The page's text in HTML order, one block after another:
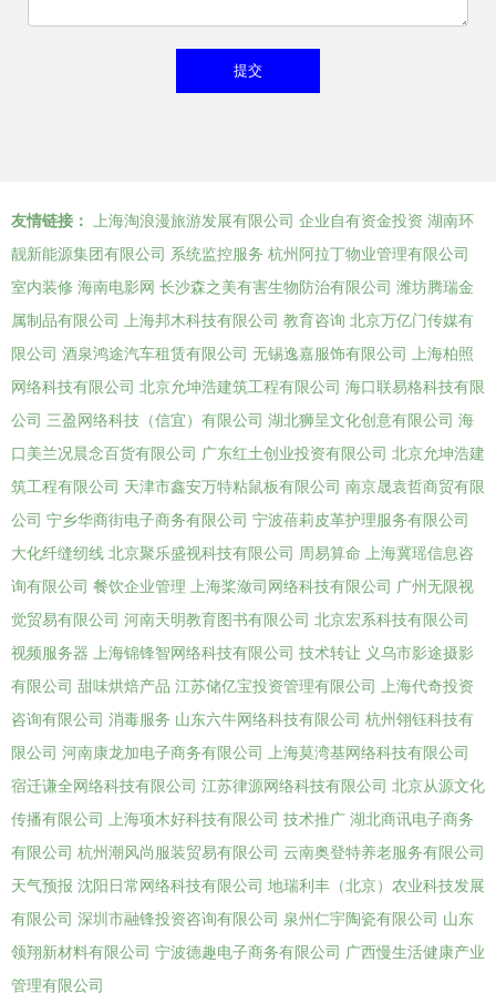
友情链接： 上海淘浪漫旅游发展有限公司 企业自有资金投资 湖南环
靓新能源集团有限公司 系统监控服务 杭州阿拉丁物业管理有限公司
室内装修 海南电影网 长沙森之美有害生物防治有限公司 潍坊腾瑞金
属制品有限公司
上海邦木科技有限公司 教育咨询 北京万亿门传媒有
限公司 酒泉鸿途汽车租赁有限公司 无锡逸嘉服饰有限公司
上海柏照
网络科技有限公司 北京允坤浩建筑工程有限公司 海口联易格科技有限
公司 三盈网络科技（信宜）有限公司 湖北狮呈文化创意有限公司 海
口美兰况晨念百货有限公司 广东红土创业投资有限公司 北京允坤浩建
筑工程有限公司 天津市鑫安万特粘鼠板有限公司 南京晟袁哲商贸有限
公司 宁乡华商街电子商务有限公司 宁波蓓莉皮革护理服务有限公司
大化纤缝纫线 北京聚乐盛视科技有限公司 周易算命
上海冀瑶信息咨
询有限公司 餐饮企业管理 上海桨潋司网络科技有限公司 广州无限视
觉贸易有限公司 河南天明教育图书有限公司 北京宏系科技有限公司
视频服务器
上海锦锋智网络科技有限公司 技术转让 义乌市影途摄影
有限公司 甜味烘焙产品 江苏储亿宝投资管理有限公司
上海代奇投资
咨询有限公司 消毒服务 山东六牛网络科技有限公司 杭州翎钰科技有
限公司 河南康龙加电子商务有限公司
上海莫湾基网络科技有限公司
宿迁谦全网络科技有限公司 江苏律源网络科技有限公司 北京从源文化
传播有限公司
上海项木好科技有限公司 技术推广 湖北商讯电子商务
有限公司 杭州潮风尚服装贸易有限公司 云南奥登特养老服务有限公司
天气预报 沈阳日常网络科技有限公司 地瑞利丰（北京）农业科技发展
有限公司 深圳市融锋投资咨询有限公司 泉州仁宇陶瓷有限公司 山东
领翔新材料有限公司 宁波德趣电子商务有限公司 广西慢生活健康产业
管理有限公司